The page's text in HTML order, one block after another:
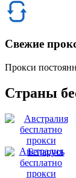
Свежие
Прокси
Страны
Австралия